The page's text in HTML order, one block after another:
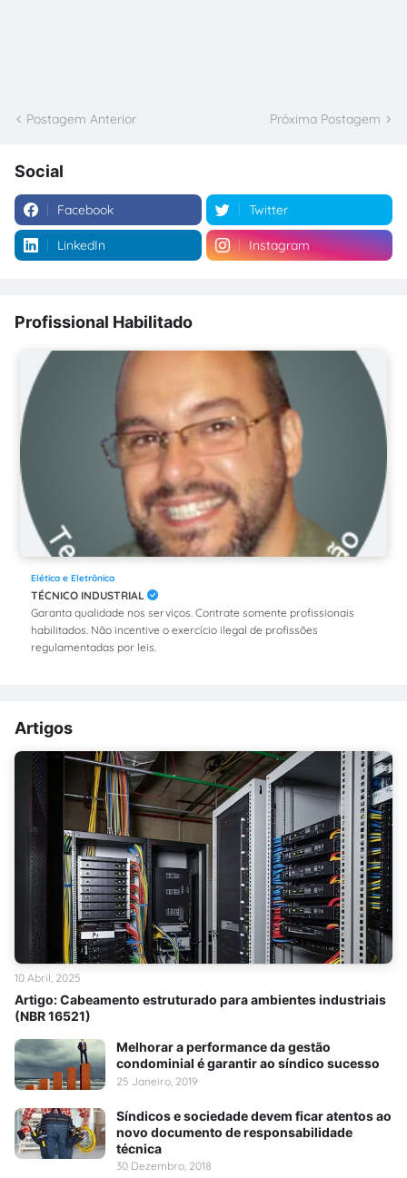
Postagem Anterior Próxima Postagem
Social
Facebook Twitter
LinkedIn Instagram
Profissional Habilitado
Elética e Eletrônica
TÉCNICO INDUSTRIAL
Garanta qualidade nos serviços. Contrate somente profissionais
habilitados. Não incentive o exercício ilegal de profissões
regulamentadas por leis.
Artigos
Artigo: Cabeamento estruturado para ambientes industriais
(NBR 16521)
10 Abril, 2025
Melhorar a performance da gestão
condominial é garantir ao síndico sucesso
25 Janeiro, 2019
Síndicos e sociedade devem ficar atentos ao
novo documento de responsabilidade
técnica
30 Dezembro, 2018